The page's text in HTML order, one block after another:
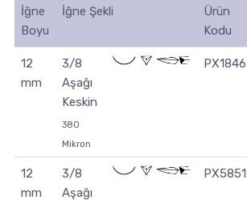
İğne
Boyu
İğne Şekli
Ürün
Kodu
12
mm
3/8
Aşağı
Keskin
380
Mikron
PX1846
12
mm
3/8
Aşağı
PX5851